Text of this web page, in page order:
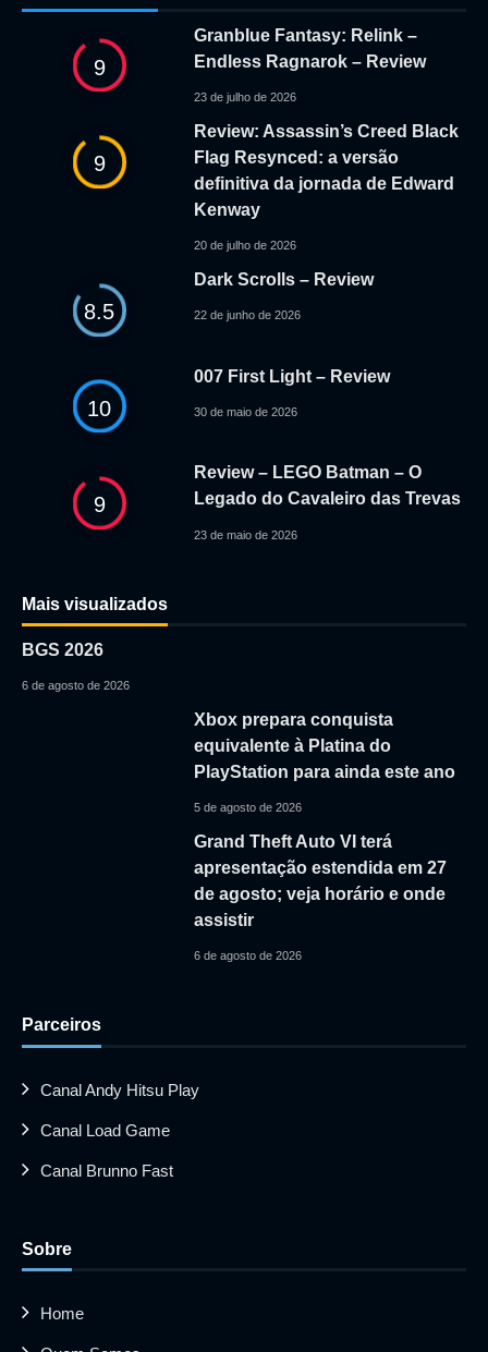
9
Granblue Fantasy: Relink –
Endless Ragnarok – Review
23 de julho de 2026
9
Review: Assassin’s Creed Black
Flag Resynced: a versão
definitiva da jornada de Edward
Kenway
20 de julho de 2026
8.5
Dark Scrolls – Review
22 de junho de 2026
10
007 First Light – Review
30 de maio de 2026
9
Review – LEGO Batman – O
Legado do Cavaleiro das Trevas
23 de maio de 2026
Mais visualizados
BGS 2026
6 de agosto de 2026
Xbox prepara conquista
equivalente à Platina do
PlayStation para ainda este ano
5 de agosto de 2026
Grand Theft Auto VI terá
apresentação estendida em 27
de agosto; veja horário e onde
assistir
6 de agosto de 2026
Parceiros
Canal Andy Hitsu Play
Canal Load Game
Canal Brunno Fast
Sobre
Home